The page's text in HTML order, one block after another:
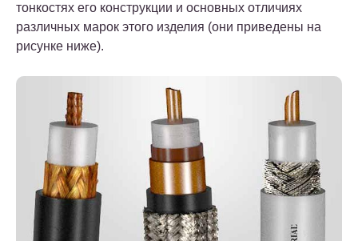
тонкостях его конструкции и основных отличиях
различных марок этого изделия (они приведены на
рисунке ниже).